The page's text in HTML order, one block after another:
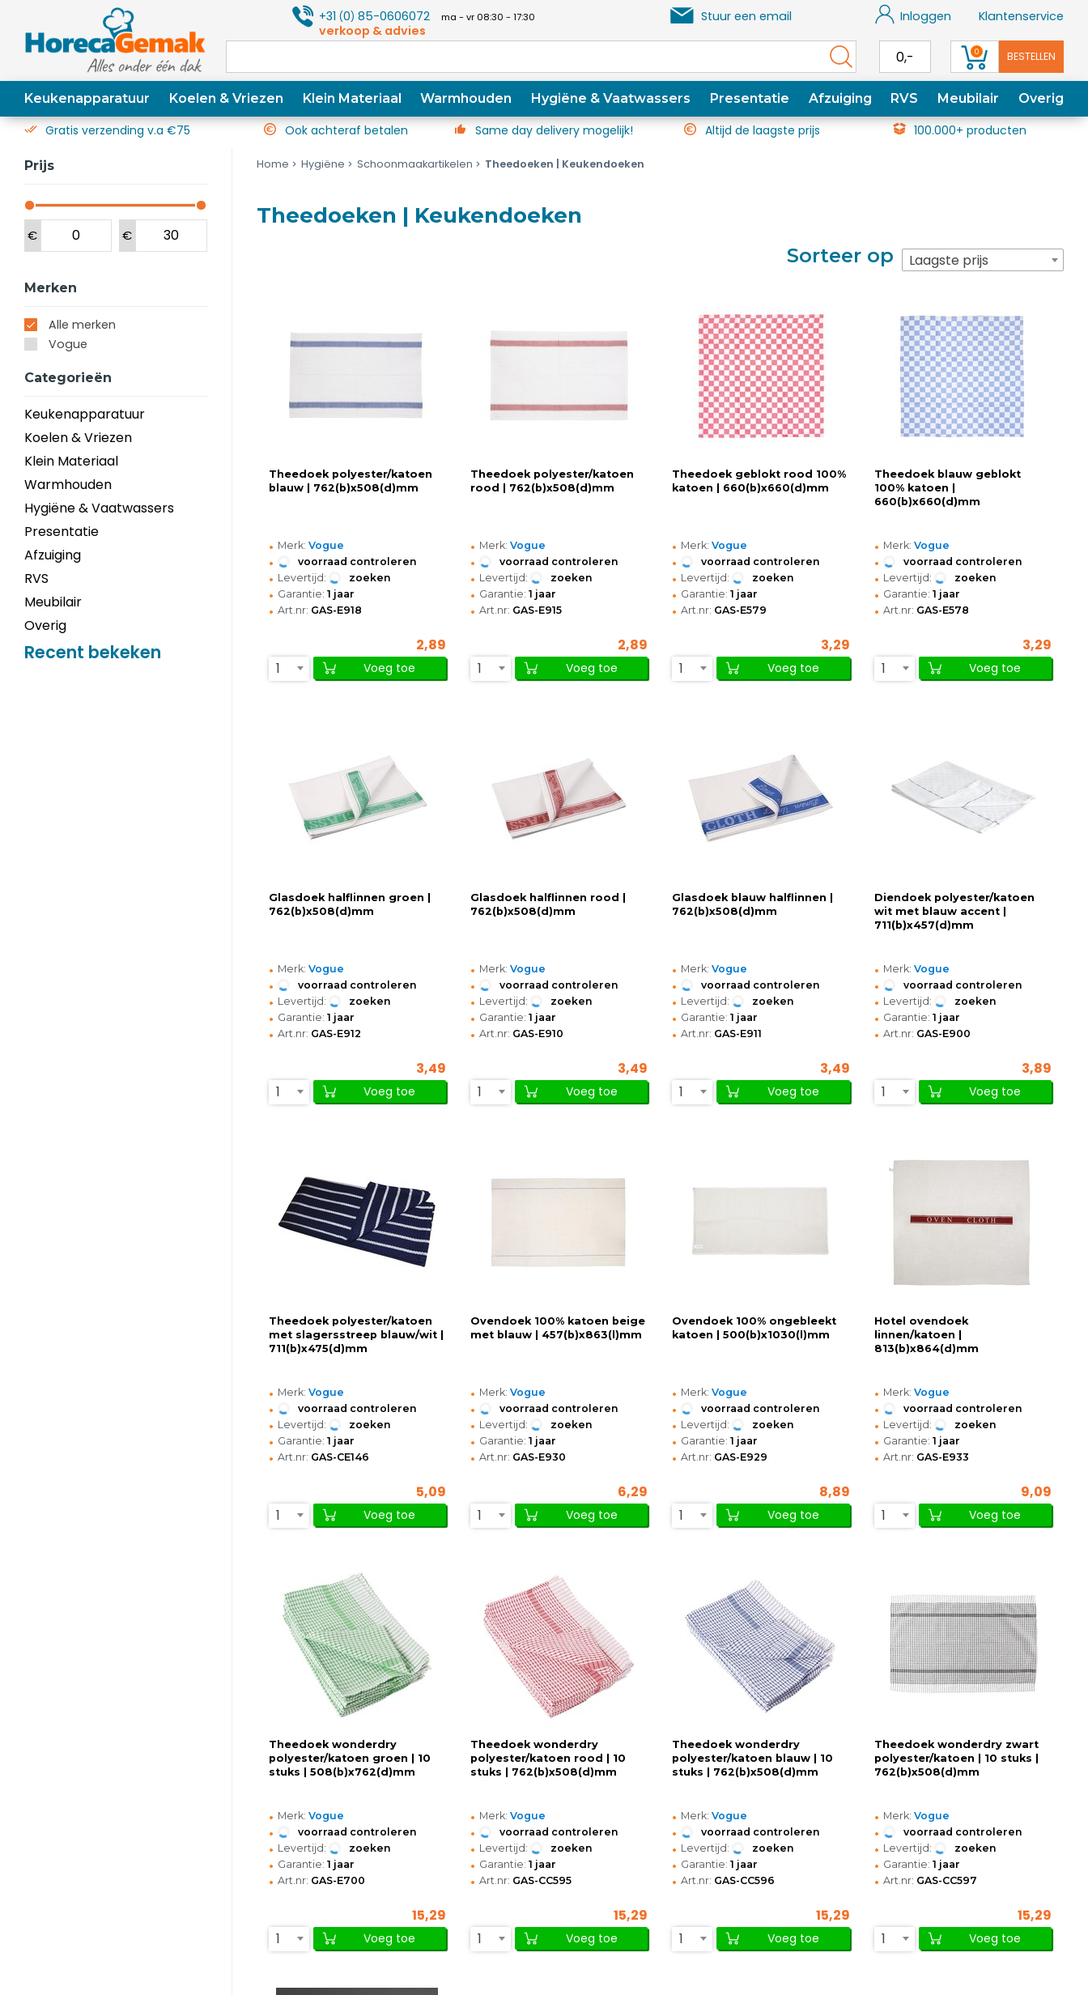
+31(0) 85-0606072 ma - vr 08:30 - 17:30
verkoop & advies
Stuur een email Inloggen Klantenservice
0,- 0 BESTELLEN
Keukenapparatuur Koelen & Vriezen Klein Materiaal Warmhouden Hygiëne & Vaatwassers Presentatie Afzuiging RVS Meubilair Overig
Gratis verzending v.a €75 Ook achteraf betalen Same day delivery mogelijk! Altijd de laagste prijs 100.000+ producten
Prijs
€ €
Merken
Alle merken
Vogue
Categorieën
Keukenapparatuur
Koelen & Vriezen
Klein Materiaal
Warmhouden
Hygiëne & Vaatwassers
Presentatie
Afzuiging
RVS
Meubilair
Overig
Recent bekeken
Home Hygiëne Schoonmaakartikelen Theedoeken | Keukendoeken
Theedoeken | Keukendoeken
Sorteer op Laagste prijs
Theedoek polyester/katoen
blauw | 762(b)x508(d)mm
• Merk: Vogue
• voorraad controleren
• Levertijd: zoeken
• Garantie: 1 jaar
• Art.nr: GAS-E918
2,89
1
Voeg toe
Theedoek polyester/katoen
rood | 762(b)x508(d)mm
• Merk: Vogue
• voorraad controleren
• Levertijd: zoeken
• Garantie: 1 jaar
• Art.nr: GAS-E915
2,89
1
Voeg toe
Theedoek geblokt rood 100%
katoen | 660(b)x660(d)mm
• Merk: Vogue
• voorraad controleren
• Levertijd: zoeken
• Garantie: 1 jaar
• Art.nr: GAS-E579
3,29
1
Voeg toe
Theedoek blauw geblokt
100% katoen |
660(b)x660(d)mm
• Merk: Vogue
• voorraad controleren
• Levertijd: zoeken
• Garantie: 1 jaar
• Art.nr: GAS-E578
3,29
1
Voeg toe
Glasdoek halflinnen groen |
762(b)x508(d)mm
• Merk: Vogue
• voorraad controleren
• Levertijd: zoeken
• Garantie: 1 jaar
• Art.nr: GAS-E912
3,49
1
Voeg toe
Glasdoek halflinnen rood |
762(b)x508(d)mm
• Merk: Vogue
• voorraad controleren
• Levertijd: zoeken
• Garantie: 1 jaar
• Art.nr: GAS-E910
3,49
1
Voeg toe
Glasdoek blauw halflinnen |
762(b)x508(d)mm
• Merk: Vogue
• voorraad controleren
• Levertijd: zoeken
• Garantie: 1 jaar
• Art.nr: GAS-E911
3,49
1
Voeg toe
Diendoek polyester/katoen
wit met blauw accent |
711(b)x457(d)mm
• Merk: Vogue
• voorraad controleren
• Levertijd: zoeken
• Garantie: 1 jaar
• Art.nr: GAS-E900
3,89
1
Voeg toe
Theedoek polyester/katoen
met slagersstreep blauw/wit |
711(b)x475(d)mm
• Merk: Vogue
• voorraad controleren
• Levertijd: zoeken
• Garantie: 1 jaar
• Art.nr: GAS-CE146
5,09
1
Voeg toe
Ovendoek 100% katoen beige
met blauw | 457(b)x863(l)mm
• Merk: Vogue
• voorraad controleren
• Levertijd: zoeken
• Garantie: 1 jaar
• Art.nr: GAS-E930
6,29
1
Voeg toe
Ovendoek 100% ongebleekt
katoen | 500(b)x1030(l)mm
• Merk: Vogue
• voorraad controleren
• Levertijd: zoeken
• Garantie: 1 jaar
• Art.nr: GAS-E929
8,89
1
Voeg toe
Hotel ovendoek
linnen/katoen |
813(b)x864(d)mm
• Merk: Vogue
• voorraad controleren
• Levertijd: zoeken
• Garantie: 1 jaar
• Art.nr: GAS-E933
9,09
1
Voeg toe
Theedoek wonderdry
polyester/katoen groen | 10
stuks | 508(b)x762(d)mm
• Merk: Vogue
• voorraad controleren
• Levertijd: zoeken
• Garantie: 1 jaar
• Art.nr: GAS-E700
15,29
1
Voeg toe
Theedoek wonderdry
polyester/katoen rood | 10
stuks | 762(b)x508(d)mm
• Merk: Vogue
• voorraad controleren
• Levertijd: zoeken
• Garantie: 1 jaar
• Art.nr: GAS-CC595
15,29
1
Voeg toe
Theedoek wonderdry
polyester/katoen blauw | 10
stuks | 762(b)x508(d)mm
• Merk: Vogue
• voorraad controleren
• Levertijd: zoeken
• Garantie: 1 jaar
• Art.nr: GAS-CC596
15,29
1
Voeg toe
Theedoek wonderdry zwart
polyester/katoen | 10 stuks |
762(b)x508(d)mm
• Merk: Vogue
• voorraad controleren
• Levertijd: zoeken
• Garantie: 1 jaar
• Art.nr: GAS-CC597
15,29
1
Voeg toe